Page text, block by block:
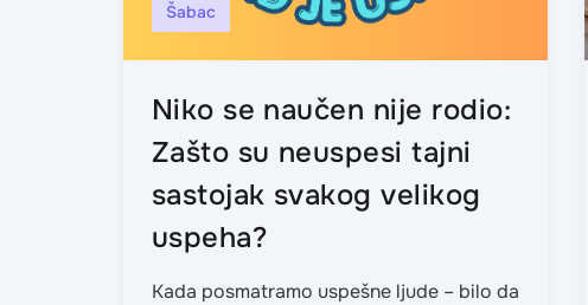
Šabac
Niko se naučen nije rodio:
Zašto su neuspesi tajni
sastojak svakog velikog
uspeha?
Kada posmatramo uspešne ljude – bilo da